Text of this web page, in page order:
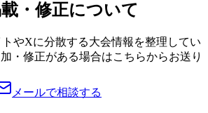
・修正について
やXに分散する大会情報を整理してい
・修正がある場合はこちらからお送り
メールで相談する